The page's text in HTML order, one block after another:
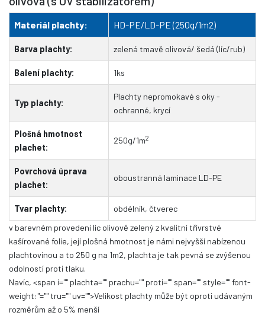
Materiál plachty: HD-PE/LD-PE (250g/1m2)
Barva plachty: zelená tmavě olivová/ šedá (líc/rub)
Balení plachty: 1ks
Typ plachty:
Plachty nepromokavé s oky -
ochranné, krycí
Plošná hmotnost
plachet:
250g/1m2
Povrchová úprava
plachet:
oboustranná laminace LD-PE
Tvar plachty:
obdélník, čtverec
v barevném provedení líc olivově zelenýz kvalitní třívrstvé
kašírované folie, její plošná hmotnost je námi nejvyšší nabízenou
plachtovinou a to 250 g na 1m2, plachta je tak pevná se zvýšenou
odolností proti tlaku.
Navíc, <span i="" plachta="" prachu="" proti="" span="" style="" font-
weight:"="" tru="" uv="">Velikost plachty může být oproti udávaným
rozměrům až o 5% menší